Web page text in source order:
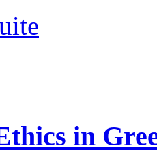
in